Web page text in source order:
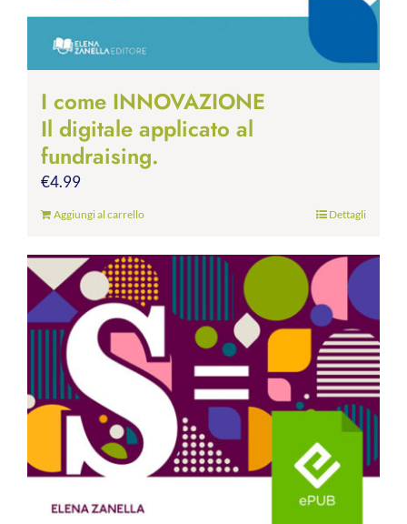
I come INNOVAZIONE
Il digitale applicato al
fundraising.
€4.99
Aggiungi al carrello Dettagli